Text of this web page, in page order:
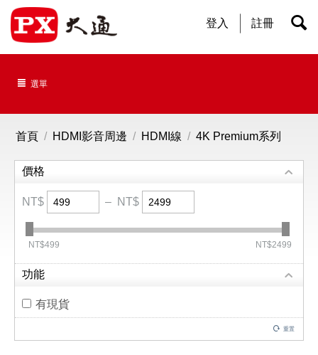
登入 註冊
選單
首頁 / HDMI影音周邊 / HDMI線 / 4K Premium系列
價格
NT$ – NT$
‎NT$499 ‎NT$2499
功能
有現貨
重置